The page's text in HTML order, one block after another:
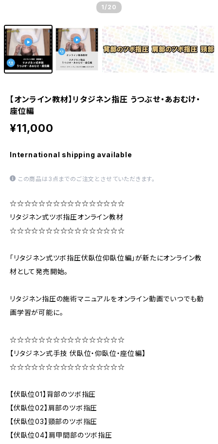
1 /20
【オンライン教材】リタジネン指圧 うつぶせ・あおむけ・
座位編
¥11,000
International shipping available
この商品は3点までのご注文とさせていただきます。
☆☆☆☆☆☆☆☆☆☆☆☆☆☆☆☆
リタジネン式ツボ指圧オンライン教材
☆☆☆☆☆☆☆☆☆☆☆☆☆☆☆☆
「リタジネン式ツボ指圧伏臥位仰臥位編」が新たにオンライン教
材として発売開始。
リタジネン指圧の施術マニュアルをオンライン動画でいつでも動
画学習が可能に。
☆☆☆☆☆☆☆☆☆☆☆☆☆☆☆☆
【リタジネン式手技 伏臥位・仰臥位・座位編】
☆☆☆☆☆☆☆☆☆☆☆☆☆☆☆☆
【伏臥位01】背部のツボ指圧
【伏臥位02】肩部のツボ指圧
【伏臥位03】頸部のツボ指圧
【伏臥位04】肩甲間部のツボ指圧